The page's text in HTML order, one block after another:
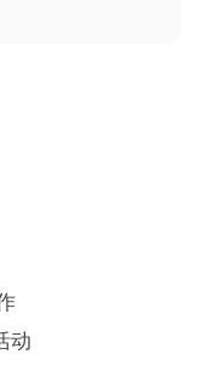
动